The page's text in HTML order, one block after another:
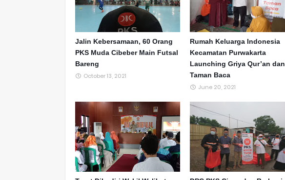
Jalin Kebersamaan, 60 Orang
PKS Muda Cibeber Main Futsal
Bareng
October 13, 2021
Rumah Keluarga Indonesia
Kecamatan Purwakarta
Launching Griya Qur’an dan
Taman Baca
June 20, 2021